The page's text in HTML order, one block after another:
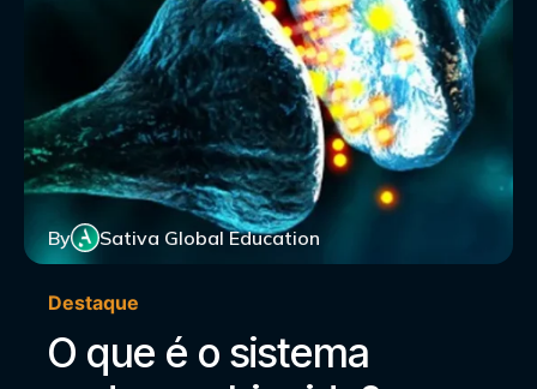
By Sativa Global Education
Destaque
O que é o sistema